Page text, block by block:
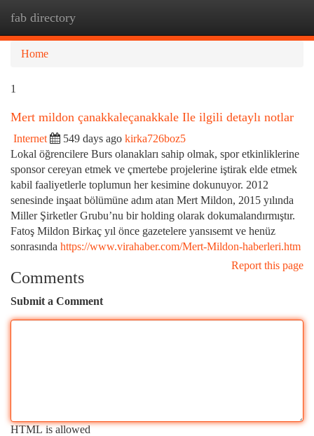
fab directory
Home
1
Mert mildon çanakkaleçanakkale Ile ilgili detaylı notlar
Internet 549 days ago kirka726boz5
Lokal öğrencilere Burs olanakları sahip olmak, spor etkinliklerine
sponsor cereyan etmek ve çmertebe projelerine iştirak elde etmek
kabil faaliyetlerle toplumun her kesimine dokunuyor. 2012
senesinde inşaat bölümüne adım atan Mert Mildon, 2015 yılında
Miller Şirketler Grubu’nu bir holding olarak dokumalandırmıştır.
Fatoş Mildon Birkaç yıl önce gazetelere yansısemt ve henüz
sonrasında https://www.virahaber.com/Mert-Mildon-haberleri.htm
Report this page
Comments
Submit a Comment
HTML is allowed